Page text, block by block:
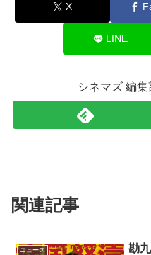
X
LINE
シネマズ 編
関連記事
ニュース
勘